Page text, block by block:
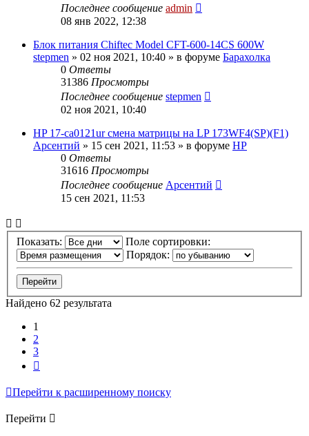
Последнее сообщение admin
08 янв 2022, 12:38
Блок питания Chiftec Model CFT-600-14CS 600W
stepmen » 02 ноя 2021, 10:40 » в форуме Барахолка
0 Ответы
31386 Просмотры
Последнее сообщение stepmen
02 ноя 2021, 10:40
HP 17-ca0121ur смена матрицы на LP 173WF4(SP)(F1)
Арсентий » 15 сен 2021, 11:53 » в форуме HP
0 Ответы
31616 Просмотры
Последнее сообщение Арсентий
15 сен 2021, 11:53
Показать:
Поле сортировки:
Порядок:
Найдено 62 результата
1
2
3
Перейти к расширенному поиску
Перейти